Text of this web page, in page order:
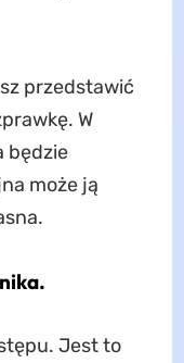
przedstawić
W
będzie
może ją
Jest to